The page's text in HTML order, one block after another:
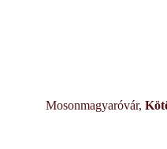
Mosonmagyaróvár,